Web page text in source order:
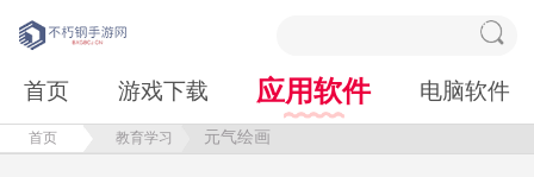
首页 游戏下载 应用软件 电脑软件
首页 教育学习 元气绘画